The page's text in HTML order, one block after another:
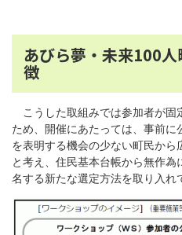
あびら夢・未来100
徴
こうした取組みでは参加者が固
ため、開催にあたっては、事前に
を表明する機会の少ない町民から
と考え、住民基本台帳から無作
名する新たな選定方法を取り入れ